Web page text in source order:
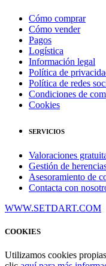
Cómo comprar
Cómo vender
Pagos
Logística
Información legal
Política de
Política de redes
Condiciones de
Cookies
SERVICIOS
Valoraciones
Gestión de
Asesoramiento de
Contacta con
WWW.SETDART.COM
COOKIES
Utilizamos cookies